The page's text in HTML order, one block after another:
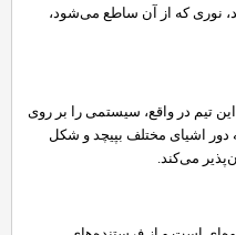
که از آن ساطع می‌شود،
تیم در واقع، سیستمی را بر روی
اشیای مختلف بپیچد و شکل
می‌کند.